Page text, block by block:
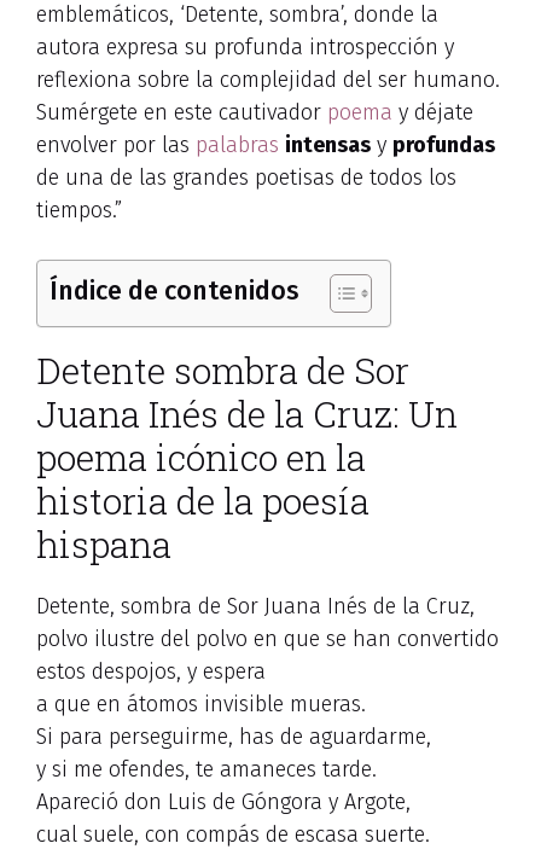
emblemáticos, ‘Detente, sombra’, donde la
autora expresa su profunda introspección y
reflexiona sobre la complejidad del ser humano.
Sumérgete en este cautivador poema y déjate
envolver por las palabras intensas y profundas
de una de las grandes poetisas de todos los
tiempos.”
Índice de contenidos
Detente sombra de Sor
Juana Inés de la Cruz: Un
poema icónico en la
historia de la poesía
hispana
Detente, sombra de Sor Juana Inés de la Cruz,
polvo ilustre del polvo en que se han convertido
estos despojos, y espera
a que en átomos invisible mueras.
Si para perseguirme, has de aguardarme,
y si me ofendes, te amaneces tarde.
Apareció don Luis de Góngora y Argote,
cual suele, con compás de escasa suerte.